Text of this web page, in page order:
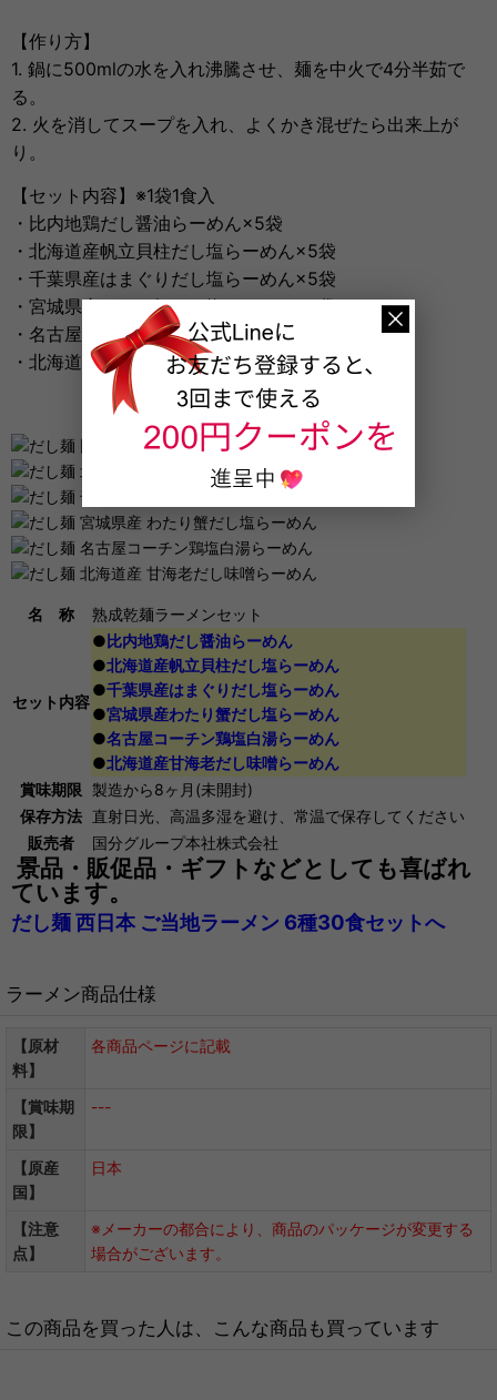
【作り方】
1. 鍋に500mlの水を入れ沸騰させ、麺を中火で4分半茹で
る。
2. 火を消してスープを入れ、よくかき混ぜたら出来上が
り。
【セット内容】※1袋1食入
・比内地鶏だし醤油らーめん×5袋
・北海道産帆立貝柱だし塩らーめん×5袋
・千葉県産はまぐりだし塩らーめん×5袋
・宮城県産わたり蟹だし塩らーめん×5袋
・名古屋コーチン鶏塩白湯らーめん×5袋
・北海道産甘海老だし味噌らーめん×5袋
名 称 熟成乾麺ラーメンセット
セット内容
● 比内地鶏だし醤油らーめん
●北海道産帆立貝柱だし塩らーめん
●千葉県産はまぐりだし塩らーめん
●宮城県産わたり蟹だし塩らーめん
●名古屋コーチン鶏塩白湯らーめん
●北海道産甘海老だし味噌らーめん
賞味期限 製造から8ヶ月(未開封)
保存方法 直射日光、高温多湿を避け、常温で保存してください
販売者
国分グループ本社株式会社
景品・販促品・ギフトなどとしても喜ばれ
ています。
だし麺 西日本 ご当地ラーメン 6種30食セットへ
ラーメン商品仕様
【原材
料】
各商品ページに記載
【賞味期
限】
---
【原産
国】
日本
【注意
点】
※メーカーの都合により、商品のパッケージが変更する
場合がございます。
この商品を買った人は、こんな商品も買っています